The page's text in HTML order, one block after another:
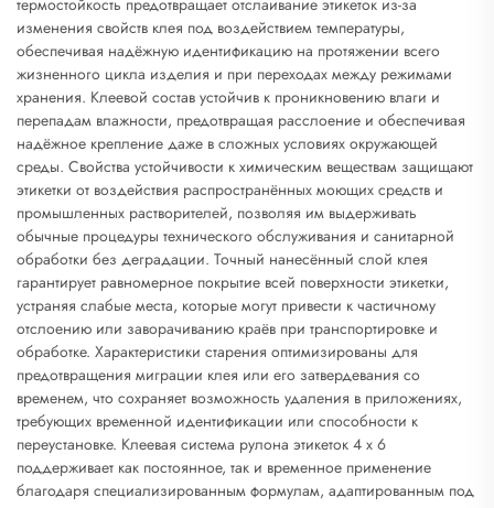
изменения свойств клея под воздействием температуры,
обеспечивая надёжную идентификацию на протяжении всего
жизненного цикла изделия и при переходах между режимами
хранения. Клеевой состав устойчив к проникновению влаги и
перепадам влажности, предотвращая расслоение и обеспечивая
надёжное крепление даже в сложных условиях окружающей
среды. Свойства устойчивости к химическим веществам защищают
этикетки от воздействия распространённых моющих средств и
промышленных растворителей, позволяя им выдерживать
обычные процедуры технического обслуживания и санитарной
обработки без деградации. Точный нанесённый слой клея
гарантирует равномерное покрытие всей поверхности этикетки,
устраняя слабые места, которые могут привести к частичному
отслоению или заворачиванию краёв при транспортировке и
обработке. Характеристики старения оптимизированы для
предотвращения миграции клея или его затвердевания со
временем, что сохраняет возможность удаления в приложениях,
требующих временной идентификации или способности к
переустановке. Клеевая система рулона этикеток 4 x 6
поддерживает как постоянное, так и временное применение
благодаря специализированным формулам, адаптированным под